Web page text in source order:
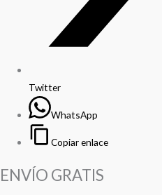
Twitter
WhatsApp
Copiar enlace
ENVÍO GRATIS